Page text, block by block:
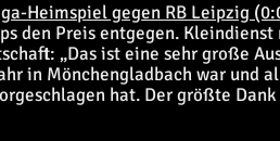
Heimspiel gegen RB Leipzig
den Preis entgegen.
„Das ist eine sehr große
in Mönchengladbach war und
hat. Der größte